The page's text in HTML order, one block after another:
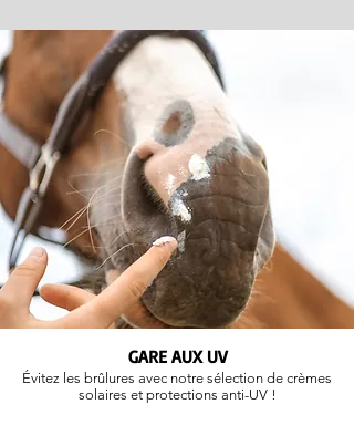
Livraison
Ultra rapide
Paiement
En 3 ou 4 fois
GARE AUX UV
Évitez les brûlures avec notre sélection de crèmes
solaires et protections anti-UV !